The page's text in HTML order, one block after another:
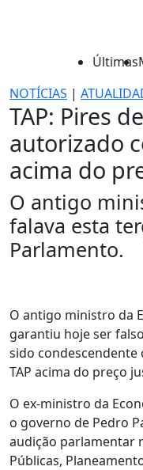
Últimas
NOTÍCIAS |
TAP: Pires
autorizado
acima do
O antigo
falava esta
Parlamento.
O antigo ministro da
garantiu hoje ser
sido condescendente
TAP acima do preço
O ex-ministro da
o governo de Pedro
audição parlamentar
Públicas,